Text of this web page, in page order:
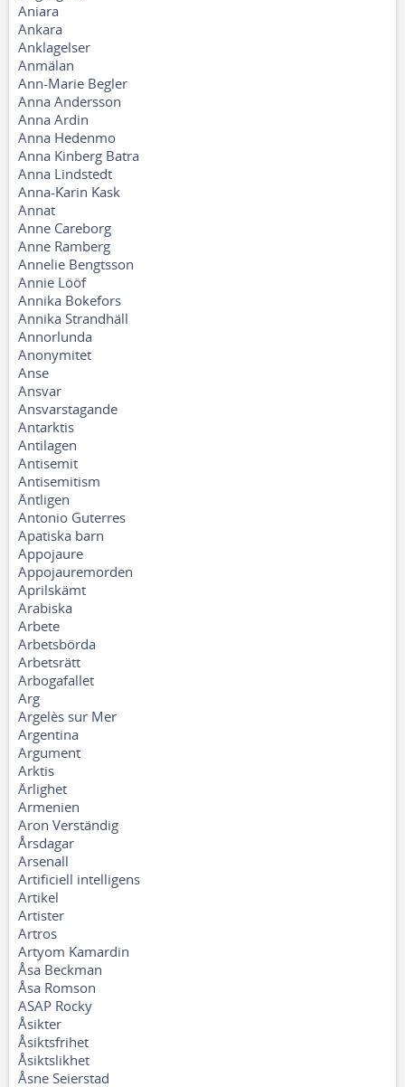
Aniara
Ankara
Anklagelser
Anmälan
Ann-Marie Begler
Anna Andersson
Anna Ardin
Anna Hedenmo
Anna Kinberg Batra
Anna Lindstedt
Anna-Karin Kask
Annat
Anne Careborg
Anne Ramberg
Annelie Bengtsson
Annie Lööf
Annika Bokefors
Annika Strandhäll
Annorlunda
Anonymitet
Anse
Ansvar
Ansvarstagande
Antarktis
Antilagen
Antisemit
Antisemitism
Äntligen
Antonio Guterres
Apatiska barn
Appojaure
Appojauremorden
Aprilskämt
Arabiska
Arbete
Arbetsbörda
Arbetsrätt
Arbogafallet
Arg
Argelès sur Mer
Argentina
Argument
Arktis
Ärlighet
Armenien
Aron Verständig
Årsdagar
Arsenall
Artificiell intelligens
Artikel
Artister
Artros
Artyom Kamardin
Åsa Beckman
Åsa Romson
ASAP Rocky
Åsikter
Åsiktsfrihet
Åsiktslikhet
Åsne Seierstad